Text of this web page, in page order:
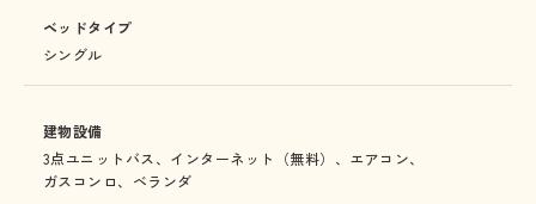
ベッドタイプ
シングル
建物設備
3点ユニットバス、 インターネット（無料）、 エアコン、
ガスコンロ、 ベランダ